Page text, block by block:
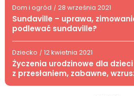
Dom i ogród / 28 września 2021
Sundaville – uprawa,
podlewać sundaville?
Dziecko / 12 kwietnia 2021
Życzenia urodzinowe dla
z przesłaniem, zabawne,